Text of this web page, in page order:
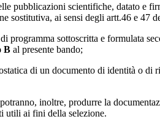
pubblicazioni scientifiche, datato e
sostitutiva, ai sensi degli artt.46 e 47
programma sottoscritta e formulata
B al presente bando;
di un documento di identità o di
inoltre, produrre la
utili ai fini della selezione.